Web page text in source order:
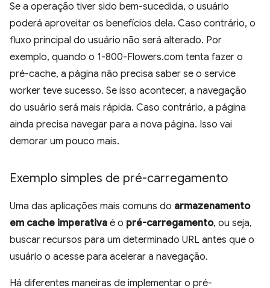
Se a operação tiver sido bem-sucedida, o usuário
poderá aproveitar os benefícios dela. Caso contrário, o
fluxo principal do usuário não será alterado. Por
exemplo, quando o 1-800-Flowers.com tenta fazer o
pré-cache, a página não precisa saber se o service
worker teve sucesso. Se isso acontecer, a navegação
do usuário será mais rápida. Caso contrário, a página
ainda precisa navegar para a nova página. Isso vai
demorar um pouco mais.
Exemplo simples de pré-carregamento
Uma das aplicações mais comuns do armazenamento
em cache imperativa é o pré-carregamento, ou seja,
buscar recursos para um determinado URL antes que o
usuário o acesse para acelerar a navegação.
Há diferentes maneiras de implementar o pré-